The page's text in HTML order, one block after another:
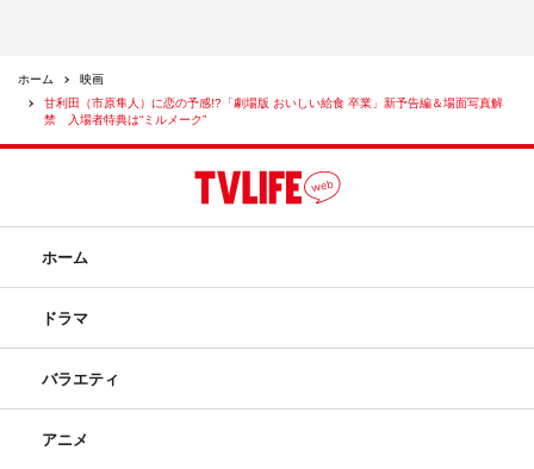
ホーム
映画
甘利田（市原隼人）に恋の予感!?「劇場版 おいしい給食 卒業」新予告編＆場面写真解
禁 入場者特典は“ミルメーク”
ホーム
ドラマ
バラエティ
アニメ